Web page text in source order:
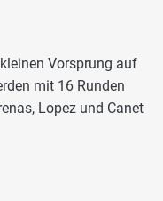
Vorsprung auf
mit 16 Runden
Lopez und Canet